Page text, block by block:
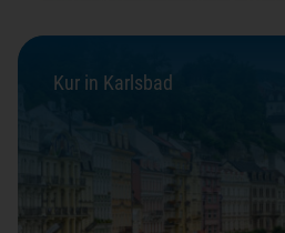
Kur in Karlsbad